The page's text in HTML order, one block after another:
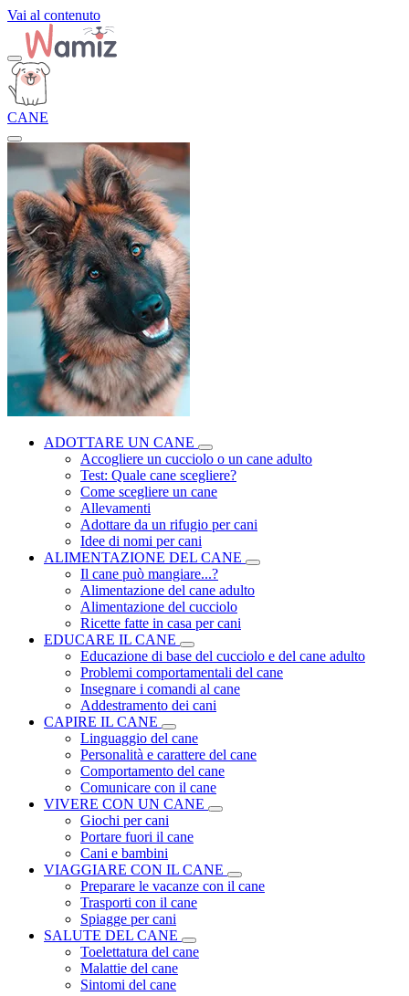
Vai al contenuto
CANE
ADOTTARE UN CANE
Accogliere un cucciolo o un cane adulto
Test: Quale cane scegliere?
Come scegliere un cane
Allevamenti
Adottare da un rifugio per cani
Idee di nomi per cani
ALIMENTAZIONE DEL CANE
Il cane può mangiare...?
Alimentazione del cane adulto
Alimentazione del cucciolo
Ricette fatte in casa per cani
EDUCARE IL CANE
Educazione di base del cucciolo e del cane adulto
Problemi comportamentali del cane
Insegnare i comandi al cane
Addestramento dei cani
CAPIRE IL CANE
Linguaggio del cane
Personalità e carattere del cane
Comportamento del cane
Comunicare con il cane
VIVERE CON UN CANE
Giochi per cani
Portare fuori il cane
Cani e bambini
VIAGGIARE CON IL CANE
Preparare le vacanze con il cane
Trasporti con il cane
Spiagge per cani
SALUTE DEL CANE
Toelettatura del cane
Malattie del cane
Sintomi del cane